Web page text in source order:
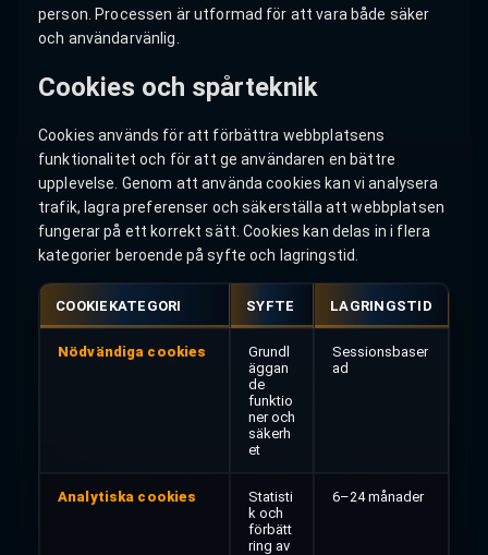
person. Processen är utformad för att vara både säker
och användarvänlig.
Cookies och spårteknik
Cookies används för att förbättra webbplatsens
funktionalitet och för att ge användaren en bättre
upplevelse. Genom att använda cookies kan vi analysera
trafik, lagra preferenser och säkerställa att webbplatsen
fungerar på ett korrekt sätt. Cookies kan delas in i flera
kategorier beroende på syfte och lagringstid.
COOKIEKATEGORI SYFTE LAGRINGSTID
Nödvändiga cookies
Grundl
äggan
de
funktio
ner och
säkerh
et
Sessionsbaser
ad
Analytiska cookies
Statisti
k och
förbätt
ring av
6–24 månader